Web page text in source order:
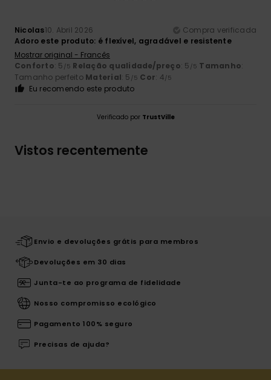
Nicolas10. Abril 2026
Compra verificada
Adoro este produto: é flexível, agradável e resistente
Mostrar original - Francês
Conforto: 5 /5 Relação qualidade/preço: 5 /5 Tamanho:
Tamanho perfeito Material: 5 /5 Cor: 4/5
Eu recomendo este produto
Verificado por TrustVille
Vistos recentemente
Envio e devoluções grátis para membros
Devoluções em 30 dias
Junta-te ao programa de fidelidade
Nosso compromisso ecológico
Pagamento 100% seguro
Precisas de ajuda?